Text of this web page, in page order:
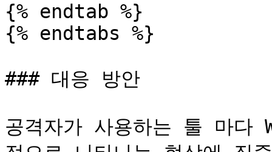
{% endtab %}
{% endtabs %}
### 대응 방안
공격자가 사용하는 툴 마다